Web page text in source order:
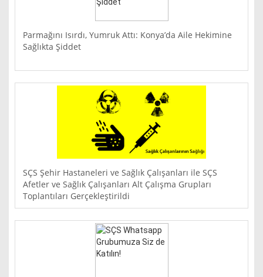
Parmağını Isırdı, Yumruk Attı: Konya’da Aile Hekimine
Sağlıkta Şiddet
SÇS Şehir Hastaneleri ve Sağlık Çalışanları ile SÇS
Afetler ve Sağlık Çalışanları Alt Çalışma Grupları
Toplantıları Gerçekleştirildi